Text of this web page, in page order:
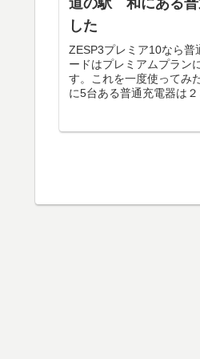
した
ZESP3プレミア10なら普
ードはプレミアムプラン
す。これを一度使ってみ
に5台ある普通充電器は